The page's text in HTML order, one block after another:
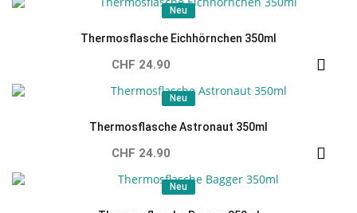
Neu
Neu
Thermosflasche Eichhörnchen 350ml
CHF 24.90
Neu
Neu
Thermosflasche Astronaut 350ml
CHF 24.90
Neu
Neu